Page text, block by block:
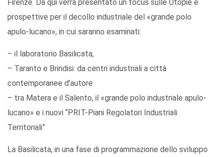
Firenze. Da qui verrà presentato un focus sulle Utopie e
prospettive per il decollo industriale del «grande polo
apulo-lucano», in cui saranno esaminati:
– il laboratorio Basilicata,
– Taranto e Brindisi: da centri industriali a città
contemporanee d’autore
– tra Matera e il Salento, il «grande polo industriale apulo-
lucano» e i nuovi “PRIT-Piani Regolatori Industriali
Territoriali”
La Basilicata, in una fase di programmazione dello sviluppo